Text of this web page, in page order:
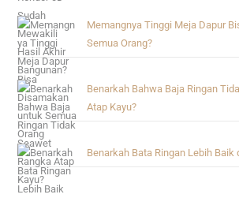
Memangnya Tinggi Meja Dapur
Semua Orang?
Benarkah Bahwa Baja Ringan
Atap Kayu?
Benarkah Bata Ringan Lebih Baik